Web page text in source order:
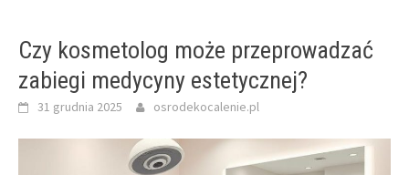
Czy kosmetolog może przeprowadzać
zabiegi medycyny estetycznej?
31 grudnia 2025 osrodekocalenie.pl